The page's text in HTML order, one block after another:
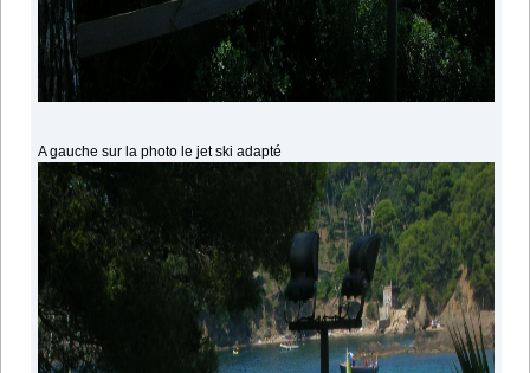
A gauche sur la photo le jet ski adapté